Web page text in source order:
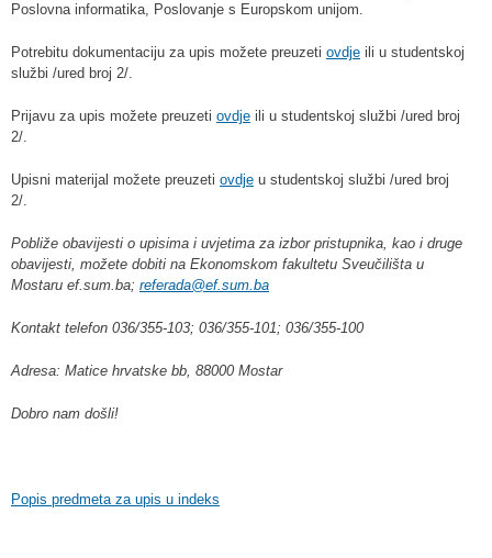
Poslovna informatika, Poslovanje s Europskom unijom.
Potrebitu dokumentaciju za upis možete preuzeti ovdje ili u studentskoj
službi /ured broj 2/.
Prijavu za upis možete preuzeti ovdje ili u studentskoj službi /ured broj
2/.
Upisni materijal možete preuzeti ovdje u studentskoj službi /ured broj
2/.
Pobliže obavijesti o upisima i uvjetima za izbor pristupnika, kao i druge
obavijesti, možete dobiti na Ekonomskom fakultetu Sveučilišta u
Mostaru ef.sum.ba; referada@ef.sum.ba
Kontakt telefon 036/355-103; 036/355-101; 036/355-100
Adresa: Matice hrvatske bb, 88000 Mostar
Dobro nam došli!
Popis predmeta za upis u indeks